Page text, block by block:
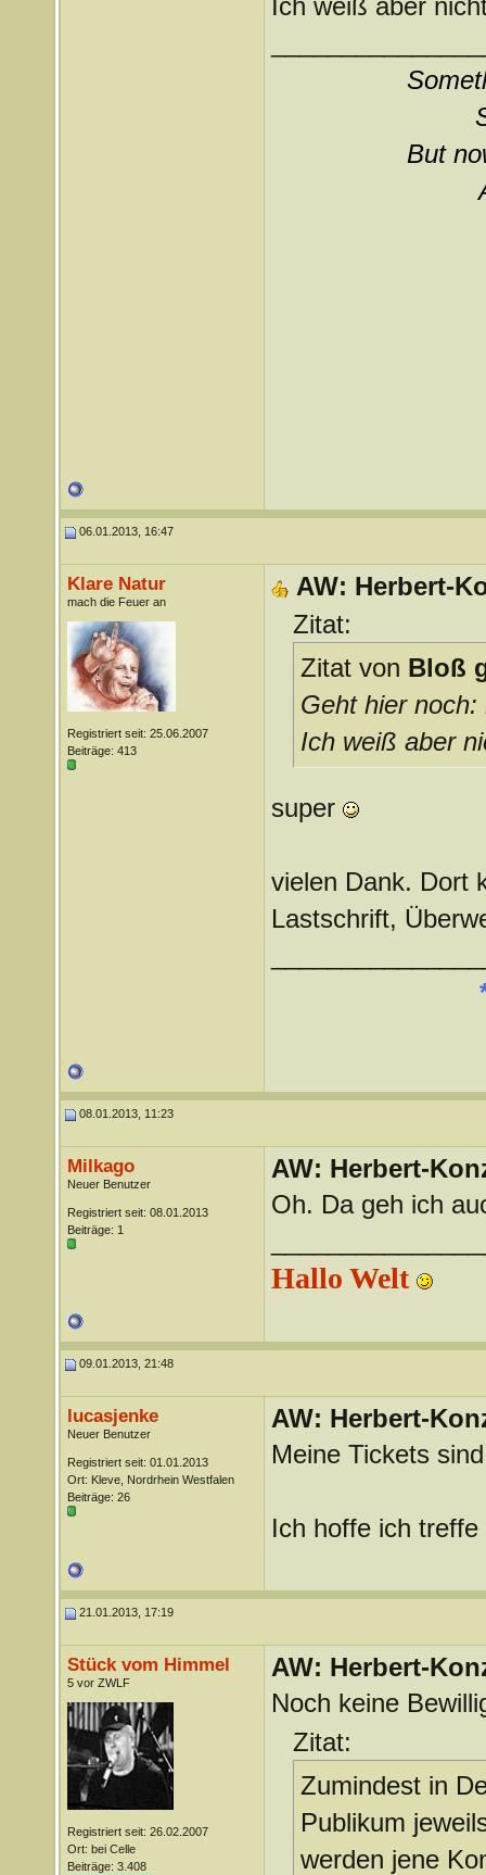
Ich weiß aber
But
06.01.2013, 16:47
Klare Natur
mach die Feuer an
Registriert seit: 25.06.2007
Beiträge: 413
AW: Herbert-
Zitat:
Zitat von Bloß
Geht hier noch:
Ich weiß aber
super
vielen Dank. Dort
Lastschrift,
08.01.2013, 11:23
Milkago
Neuer Benutzer
Registriert seit: 08.01.2013
Beiträge: 1
AW: Herbert-
Oh. Da geh ich
Hallo Welt
09.01.2013, 21:48
lucasjenke
Neuer Benutzer
Registriert seit: 01.01.2013
Ort: Kleve, Nordrhein Westfalen
Beiträge: 26
AW: Herbert-
Meine Tickets
Ich hoffe ich
21.01.2013, 17:19
Stück vom Himmel
5 vor ZWLF
Registriert seit: 26.02.2007
Ort: bei Celle
Beiträge: 3.408
AW: Herbert-
Noch keine
Zitat:
Zumindest in
Publikum
werden jene